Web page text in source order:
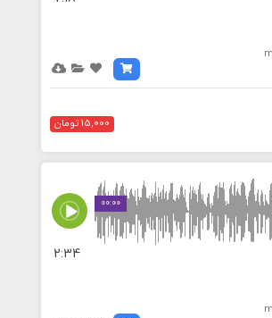
15,000 تومان
00:00
2:34